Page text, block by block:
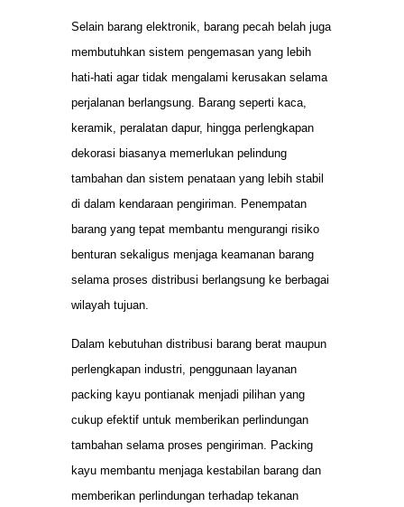
Selain barang elektronik, barang pecah belah juga
membutuhkan sistem pengemasan yang lebih
hati-hati agar tidak mengalami kerusakan selama
perjalanan berlangsung. Barang seperti kaca,
keramik, peralatan dapur, hingga perlengkapan
dekorasi biasanya memerlukan pelindung
tambahan dan sistem penataan yang lebih stabil
di dalam kendaraan pengiriman. Penempatan
barang yang tepat membantu mengurangi risiko
benturan sekaligus menjaga keamanan barang
selama proses distribusi berlangsung ke berbagai
wilayah tujuan.
Dalam kebutuhan distribusi barang berat maupun
perlengkapan industri, penggunaan layanan
packing kayu pontianak menjadi pilihan yang
cukup efektif untuk memberikan perlindungan
tambahan selama proses pengiriman. Packing
kayu membantu menjaga kestabilan barang dan
memberikan perlindungan terhadap tekanan